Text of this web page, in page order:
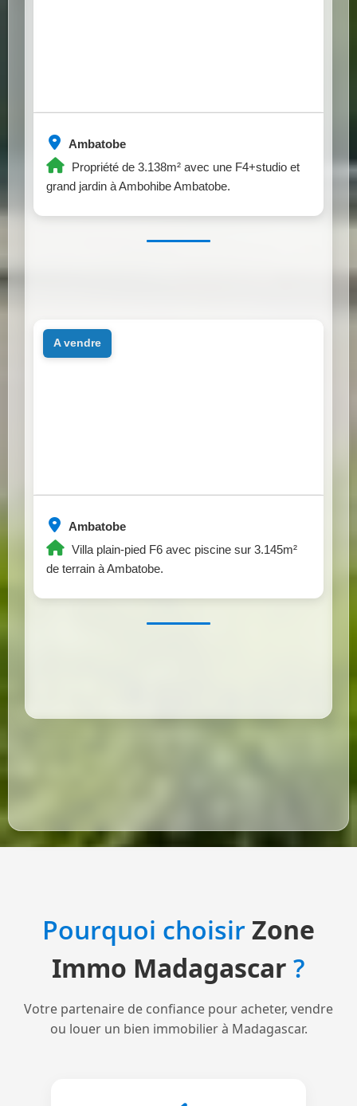
Ambatobe
Propriété de 3.138m² avec une F4+studio et
grand jardin à Ambohibe Ambatobe.
Ambatobe
Villa plain-pied F6 avec piscine sur 3.145m²
de terrain à Ambatobe.
a vendre
Pourquoi choisirZone
Immo Madagascar ?
Votre partenaire de confiance pour acheter, vendre
ou louer un bien immobilier à Madagascar.